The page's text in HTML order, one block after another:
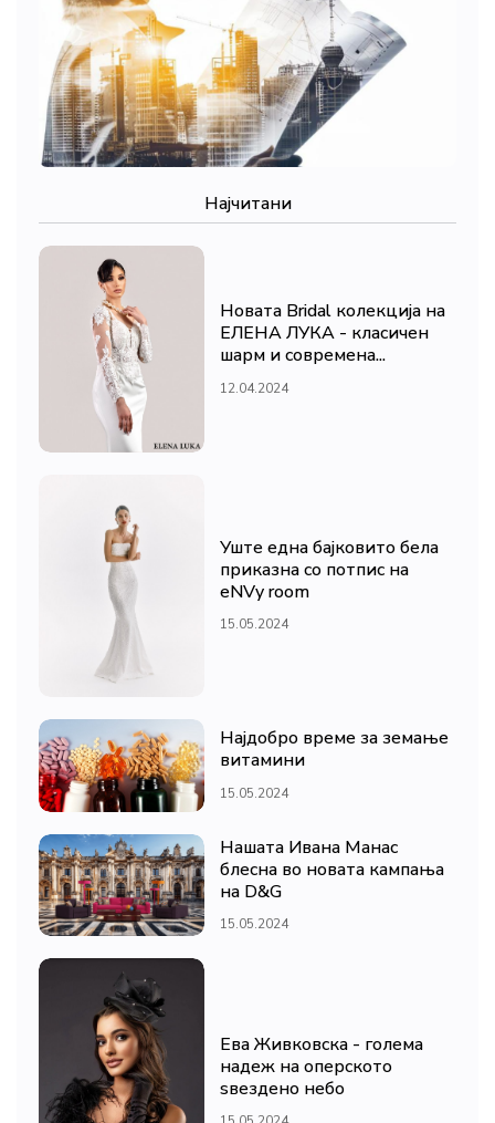
Најчитани
Новата Bridal колекција на
ЕЛЕНА ЛУКА - класичен
шарм и современа...
12.04.2024
Уште една бајковито бела
приказна со потпис на
eNVy room
15.05.2024
Најдобро време за земање
витамини
15.05.2024
Нашата Ивана Манас
блесна во новата кампања
на D&G
15.05.2024
Ева Живковска - голема
надеж на оперското
ѕвездено небо